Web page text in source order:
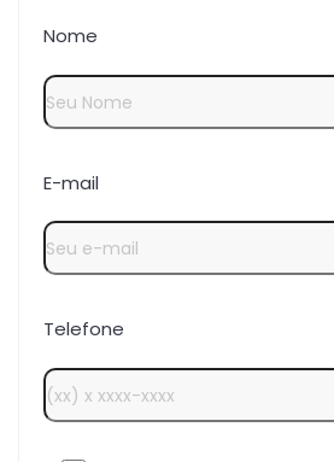
Nome
E-mail
Telefone